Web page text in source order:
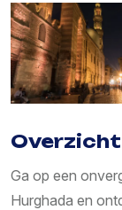
Overzicht
Ga op een
Hurghada en